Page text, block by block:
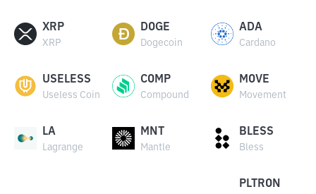
XRP
XRP
DOGE
Dogecoin
ADA
Cardano
USELESS
Useless Coin
COMP
Compound
MOVE
Movement
LA
Lagrange
MNT
Mantle
BLESS
Bless
PLTRON